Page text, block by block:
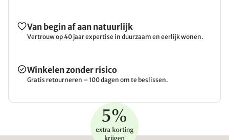
Van begin af aan natuurlijk
Vertrouw op 40 jaar expertise in duurzaam en eerlijk wonen.
Winkelen zonder risico
Gratis retourneren – 100 dagen om te beslissen.